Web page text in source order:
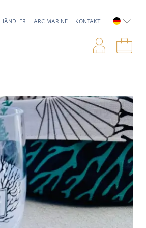
HÄNDLER ARC MARINE KONTAKT